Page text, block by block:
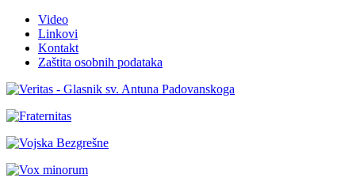
Video
Linkovi
Kontakt
Zaštita osobnih podataka